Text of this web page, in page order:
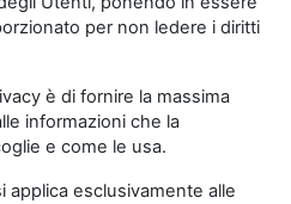
per non ledere i diritti
è di fornire la massima
informazioni che la
e come le usa.
applica esclusivamente alle